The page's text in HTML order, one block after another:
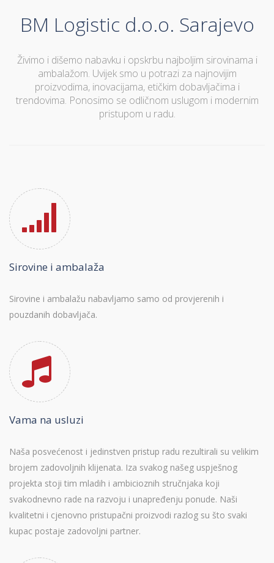
BM Logistic d.o.o. Sarajevo
Živimo i dišemo nabavku i opskrbu najboljim sirovinama i
ambalažom. Uvijek smo u potrazi za najnovijim
proizvodima, inovacijama, etičkim dobavljačima i
trendovima. Ponosimo se odličnom uslugom i modernim
pristupom u radu.
Sirovine i ambalaža
Sirovine i ambalažu nabavljamo samo od provjerenih i
pouzdanih dobavljača.
Vama na usluzi
Naša posvećenost i jedinstven pristup radu rezultirali su velikim
brojem zadovoljnih klijenata. Iza svakog našeg uspješnog
projekta stoji tim mladih i ambicioznih stručnjaka koji
svakodnevno rade na razvoju i unapređenju ponude. Naši
kvalitetni i cjenovno pristupačni proizvodi razlog su što svaki
kupac postaje zadovoljni partner.